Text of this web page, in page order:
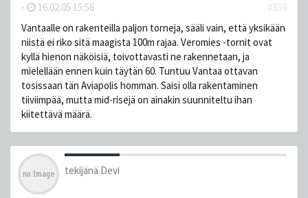
- 16.02.05 15:56
#359
Vantaalle on rakenteilla paljon torneja, sääli vain, että yksikään
niistä ei riko sitä maagista 100m rajaa. Veromies -tornit ovat
kyllä hienon näköisiä, toivottavasti ne rakennetaan, ja
mielellään ennen kuin täytän 60. Tuntuu Vantaa ottavan
tosissaan tän Aviapolis homman. Saisi olla rakentaminen
tiiviimpää, mutta mid-risejä on ainakin suunniteltu ihan
kiitettävä määrä.
tekijänä Devi